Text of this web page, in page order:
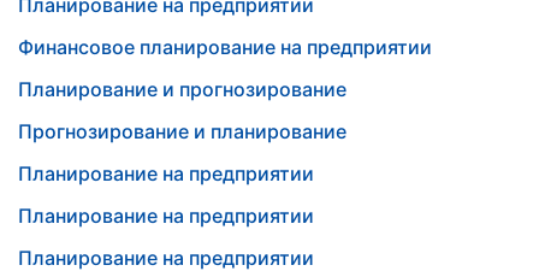
Планирование на предприятии
Финансовое планирование на предприятии
Планирование и прогнозирование
Прогнозирование и планирование
Планирование на предприятии
Планирование на предприятии
Планирование на предприятии